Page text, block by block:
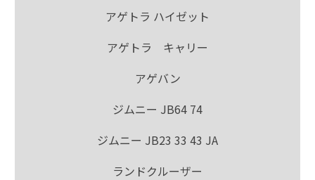
アゲトラ ハイゼット
アゲトラ キャリー
アゲバン
ジムニー JB64 74
ジムニー JB23 33 43 JA
ランドクルーザー